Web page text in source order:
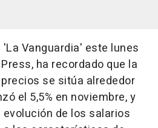
Vanguardia' este lunes
ha recordado que la
se sitúa alrededor
el 5,5% en noviembre, y
de los salarios